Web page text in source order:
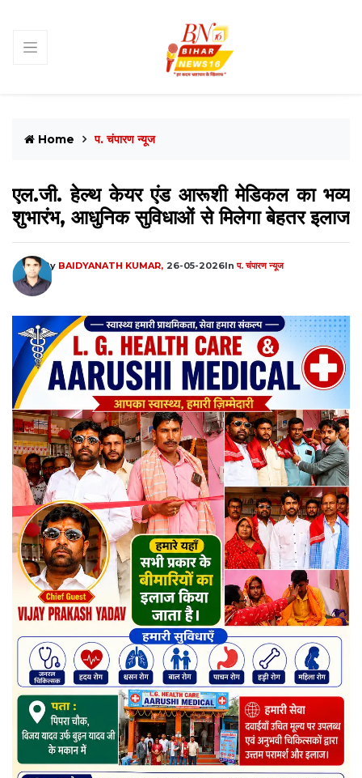
Home प. चंपारण न्यूज
एल.जी. हेल्थ केयर एंड आरूशी मेडिकल का भव्य
शुभारंभ, आधुनिक सुविधाओं से मिलेगा बेहतर इलाज
By BAIDYANATH KUMAR, 26-05-2026Inप. चंपारण न्यूज